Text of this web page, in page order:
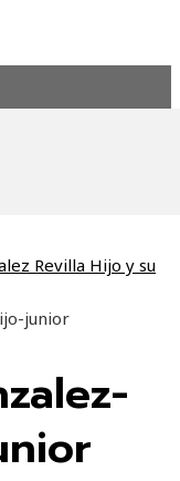
Revilla Hijo y su
junior